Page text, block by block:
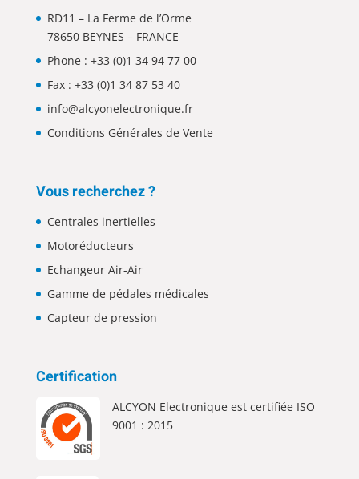
RD11 – La Ferme de l’Orme
78650 BEYNES – FRANCE
Phone : +33 (0)1 34 94 77 00
Fax : +33 (0)1 34 87 53 40
info@alcyonelectronique.fr
Conditions Générales de Vente
Vous recherchez ?
Centrales inertielles
Motoréducteurs
Echangeur Air-Air
Gamme de pédales médicales
Capteur de pression
Certification
ALCYON Electronique est certifiée ISO
9001 : 2015